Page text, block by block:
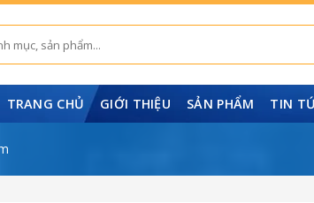
TRANG CHỦ GIỚI THIỆU SẢN PHẨM TIN